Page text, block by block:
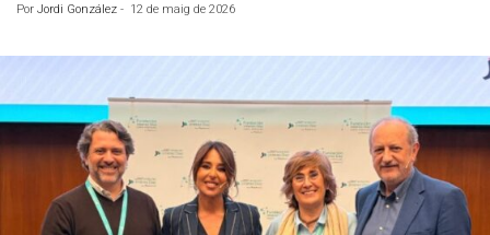
Por Jordi González - 12 de maig de 2026